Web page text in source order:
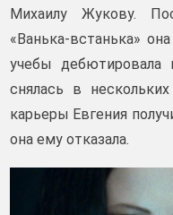
Михаилу Жукову.
«Ванька‑встанька»
учебы
снялась в
карьеры Евгения
она ему отказала.